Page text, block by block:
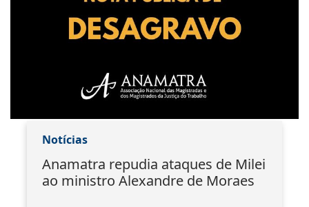
Notícias
Anamatra repudia ataques de Milei
ao ministro Alexandre de Moraes